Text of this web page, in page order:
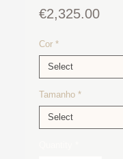
€2,325.00Price
Cor *
Tamanho *